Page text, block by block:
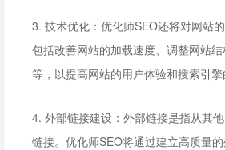
3. 技术优化：优化师SEO还将对网站
包括改善网站的加载速度、调整网站
等，以提高网站的用户体验和搜索引擎
4. 外部链接建设：外部链接是指从其
链接。优化师SEO将通过建立高质量